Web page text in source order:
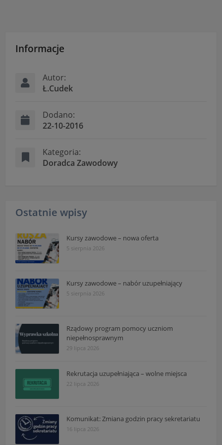
Informacje
Autor:
Ł.Cudek
Dodano:
22-10-2016
Kategoria:
Doradca Zawodowy
Ostatnie wpisy
Kursy zawodowe – nowa oferta
5 sierpnia 2026
Kursy zawodowe – nabór uzupełniający
5 sierpnia 2026
Rządowy program pomocy uczniom
niepełnosprawnym
29 lipca 2026
Rekrutacja uzupełniająca – wolne miejsca
22 lipca 2026
Komunikat: Zmiana godzin pracy sekretariatu
16 lipca 2026